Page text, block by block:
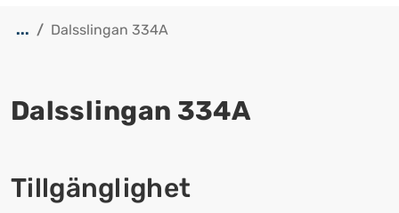
... Dalsslingan 334A
Dalsslingan 334A
Tillgänglighet